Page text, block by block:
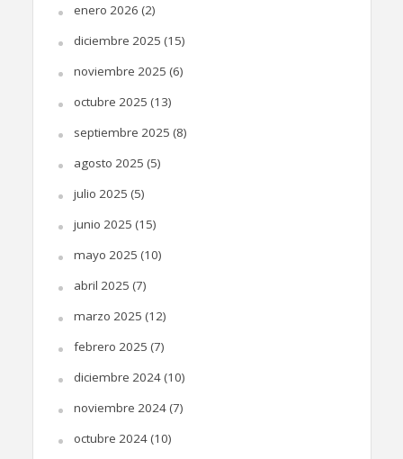
enero 2026 (2)
diciembre 2025 (15)
noviembre 2025 (6)
octubre 2025 (13)
septiembre 2025 (8)
agosto 2025 (5)
julio 2025 (5)
junio 2025 (15)
mayo 2025 (10)
abril 2025 (7)
marzo 2025 (12)
febrero 2025 (7)
diciembre 2024(10)
noviembre 2024(7)
octubre 2024(10)